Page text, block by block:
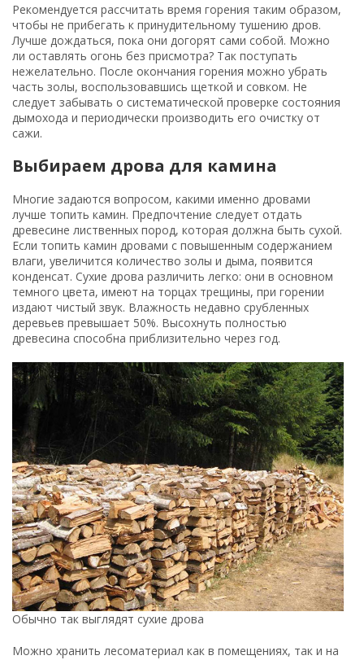
Рекомендуется рассчитать время горения таким образом,
чтобы не прибегать к принудительному тушению дров.
Лучше дождаться, пока они догорят сами собой. Можно
ли оставлять огонь без присмотра? Так поступать
нежелательно. После окончания горения можно убрать
часть золы, воспользовавшись щеткой и совком. Не
следует забывать о систематической проверке состояния
дымохода и периодически производить его очистку от
сажи.
Выбираем дрова для камина
Многие задаются вопросом, какими именно дровами
лучше топить камин. Предпочтение следует отдать
древесине лиственных пород, которая должна быть сухой.
Если топить камин дровами с повышенным содержанием
влаги, увеличится количество золы и дыма, появится
конденсат. Сухие дрова различить легко: они в основном
темного цвета, имеют на торцах трещины, при горении
издают чистый звук. Влажность недавно срубленных
деревьев превышает 50%. Высохнуть полностью
древесина способна приблизительно через год.
Обычно так выглядят сухие дрова
Можно хранить лесоматериал как в помещениях, так и на